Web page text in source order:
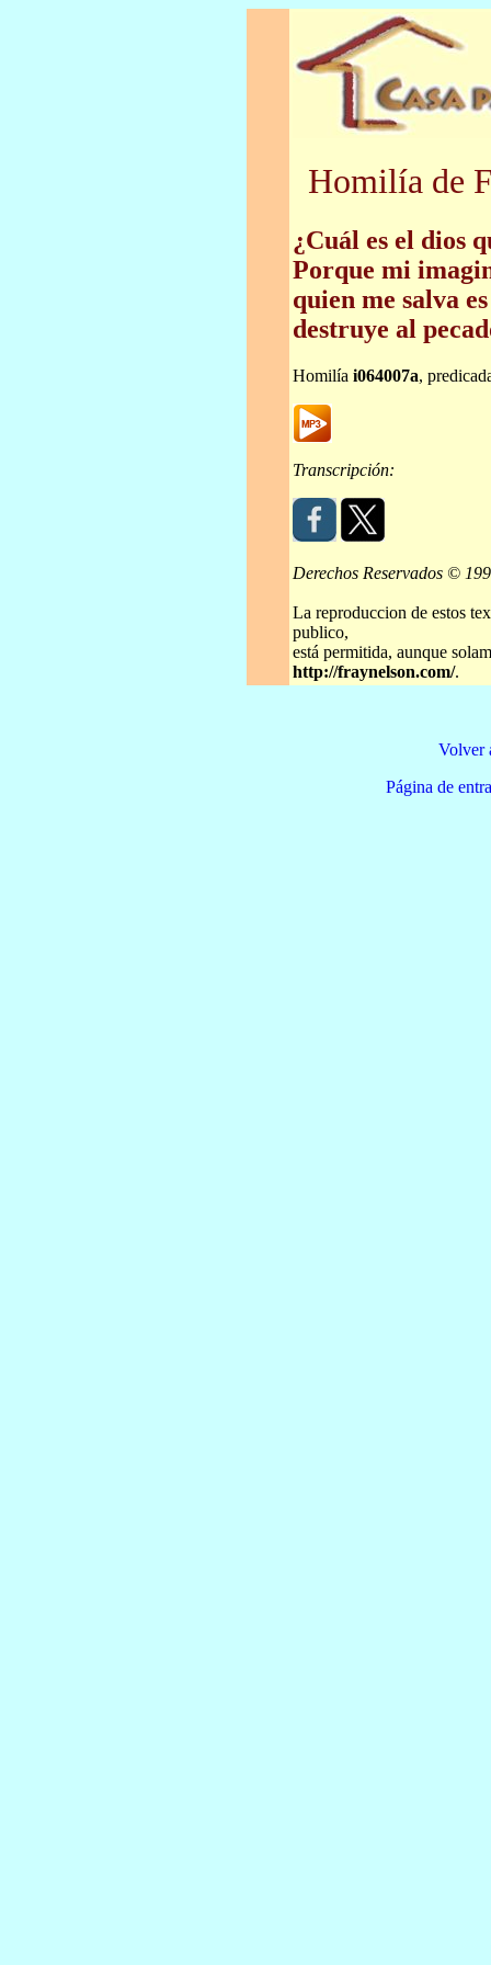
Homilía de
¿Cuál es el dios
Porque mi
quien me salva
destruye al
Homilía i064007a,
Transcripción:
Derechos Reservados ©
La reproduccion de estos
publico,
está permitida, aunque
http://fraynelson.com/.
Volver
Página de